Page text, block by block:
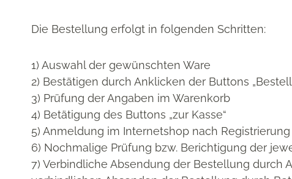
Die Bestellung erfolgt in folgenden Schritten:
1) Auswahl der gewünschten Ware
2) Bestätigen durch Anklicken der Buttons
3) Prüfung der Angaben im Warenkorb
4) Betätigung des Buttons „zur Kasse“
5) Anmeldung im Internetshop nach
6) Nochmalige Prüfung bzw. Berichtigung der
7) Verbindliche Absendung der Bestellung durch